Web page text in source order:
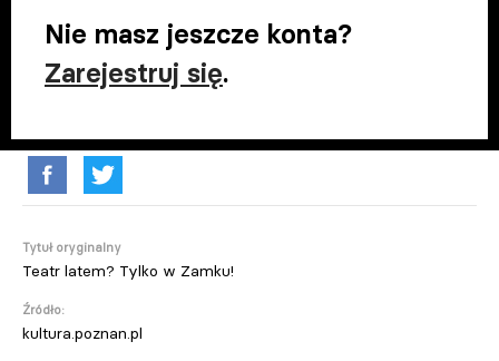
Nie masz jeszcze konta?
Zarejestruj się.
Tytuł oryginalny
Teatr latem? Tylko w Zamku!
Źródło:
kultura.poznan.pl